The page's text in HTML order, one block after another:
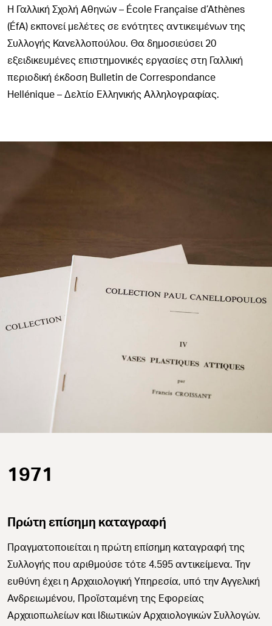
Η Γαλλική Σχολή Αθηνών – École Française d’Athènes
(ÉfA) εκπονεί μελέτες σε ενότητες αντικειμένων της
Συλλογής Κανελλοπούλου. Θα δημοσιεύσει 20
εξειδικευμένες επιστημονικές εργασίες στη Γαλλική
περιοδική έκδοση Bulletin de Correspondance
Hellénique – Δελτίο Ελληνικής Αλληλογραφίας.
1971
Πρώτη επίσημη καταγραφή
Πραγματοποιείται η πρώτη επίσημη καταγραφή της
Συλλογής που αριθμούσε τότε 4.595 αντικείμενα. Την
ευθύνη έχει η Αρχαιολογική Υπηρεσία, υπό την Αγγελική
Ανδρειωμένου, Προϊσταμένη της Εφορείας
Αρχαιοπωλείων και Ιδιωτικών Αρχαιολογικών Συλλογών.